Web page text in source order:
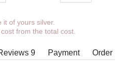
eyelet.
in the comments when
it is not possible to expand the
it of yours silver.
from the total cost.
9 Order
Payment